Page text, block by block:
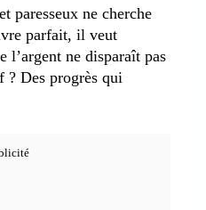
paresseux ne cherche
parfait, il veut
l’argent ne disparaît pas
? Des progrès qui